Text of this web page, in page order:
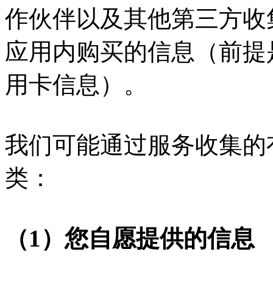
作伙伴以及其他第三方
应用内购买的信息（前
用卡信息）。
我们可能通过服务收集
类：
（1）您自愿提供的信息